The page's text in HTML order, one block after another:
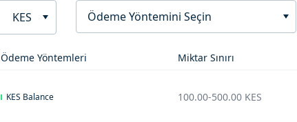
KES Ödeme Yöntemini Seçin
Ödeme Yöntemleri Miktar Sınırı
KES Balance 100.00-500.00 KES